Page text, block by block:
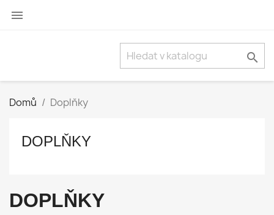


Domů Doplňky
DOPLŇKY
DOPLŇKY